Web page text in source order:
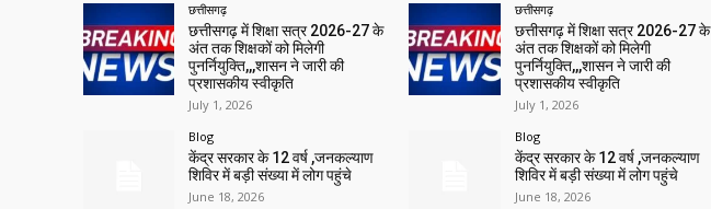
छत्तीसगढ़
छत्तीसगढ़ में शिक्षा सत्र 2026-27 के
अंत तक शिक्षकों को मिलेगी
पुनर्नियुक्ति,,,शासन ने जारी की
प्रशासकीय स्वीकृति
July 1, 2026
Blog
केंद्र सरकार के 12 वर्ष ,जनकल्याण
शिविर में बड़ी संख्या में लोग पहुंचे
June 18, 2026
छत्तीसगढ़
छत्तीसगढ़ में शिक्षा सत्र 2026-27 के
अंत तक शिक्षकों को मिलेगी
पुनर्नियुक्ति,,,शासन ने जारी की
प्रशासकीय स्वीकृति
July 1, 2026
Blog
केंद्र सरकार के 12 वर्ष ,जनकल्याण
शिविर में बड़ी संख्या में लोग पहुंचे
June 18, 2026